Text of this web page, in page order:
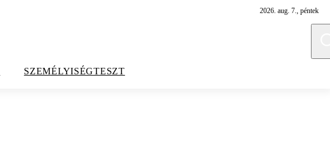
2026. aug. 7., péntek
SZEMÉLYISÉGTESZT